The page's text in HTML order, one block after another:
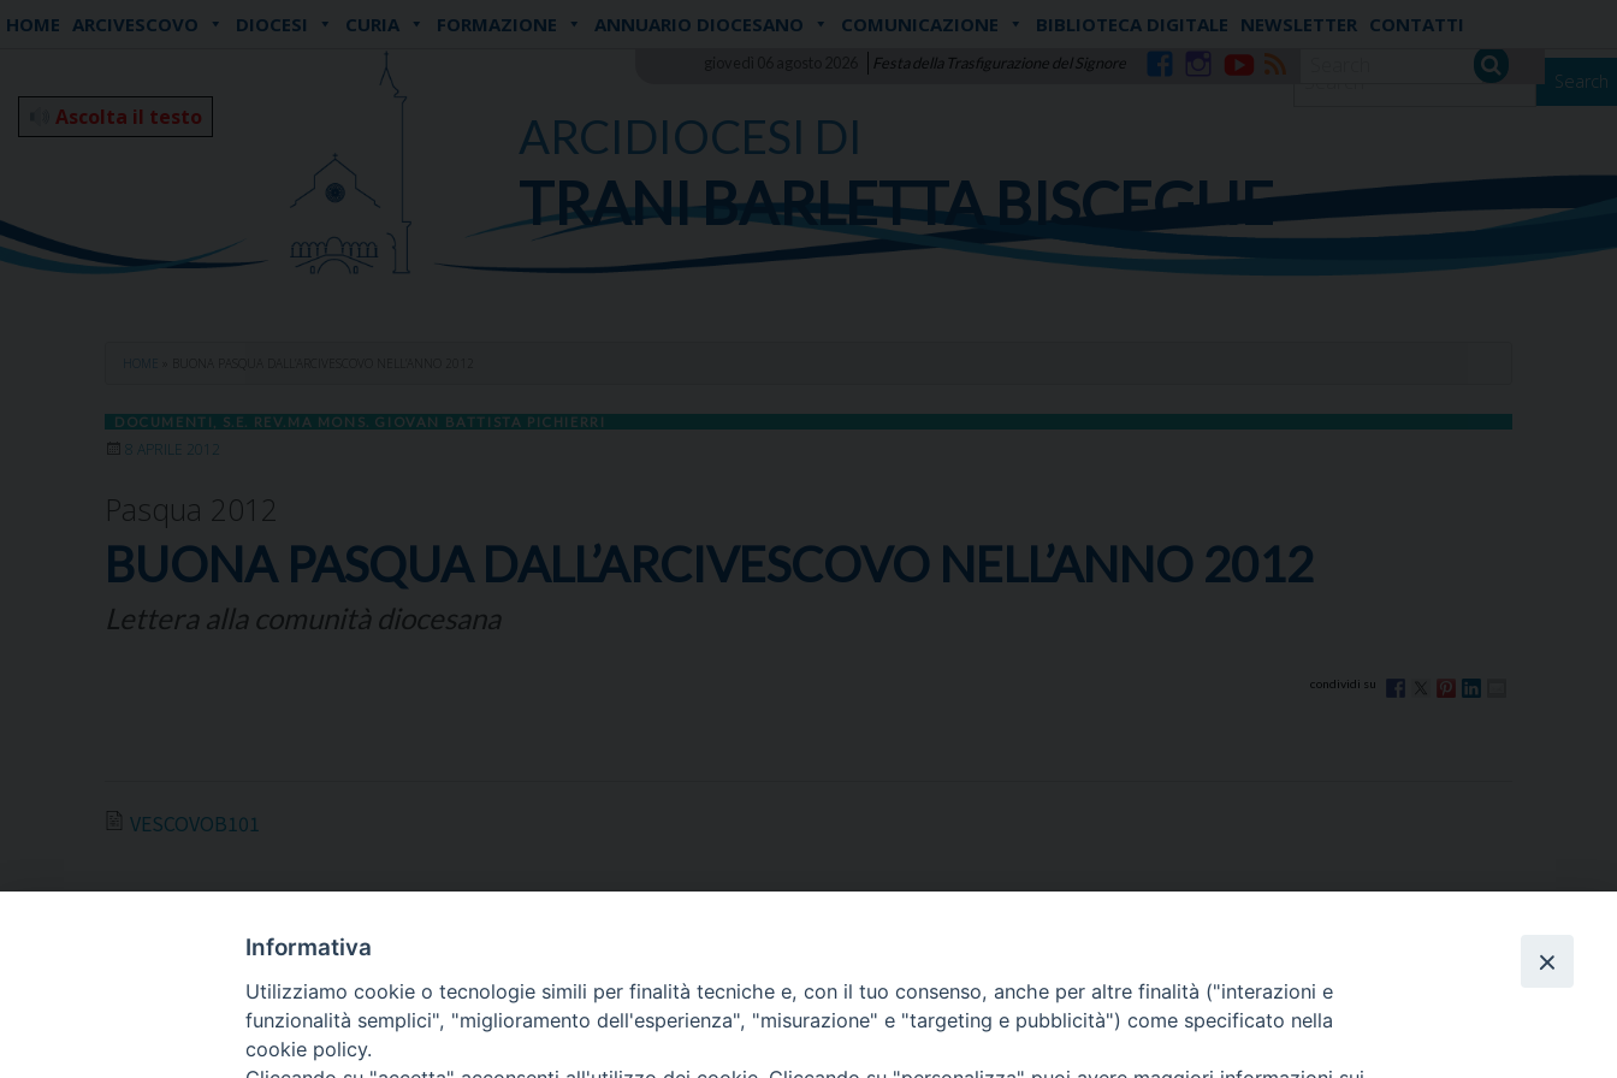
Skip
Festa della Trasfigurazione del Signore
HOME ARCIVESCOVO DIOCESI CURIA FORMAZIONE ANNUARIO DIOCESANO COMUNICAZIONE BIBLIOTECA DIGITALE NEWSLETTER CONTATTI
Search
ARCIDIOCESI DI
TRANI BARLETTA BISCEGLIE
Ascolta il testo
HOME
DOCUMENTI S.E. REV.MA MONS. GIOVAN BATTISTA PICHIERRI
8 APRILE 2012
Pasqua 2012
BUONA PASQUA DALL’ARCIVESCOVO NELL’ANNO 2012
Lettera alla comunità diocesana
VESCOVOB101
Corato, Margherita di Savoia,
Via Beltrani, 9
Informativa
Utilizziamo cookie o tecnologie simili per finalità tecniche e, con il tuo consenso, anche per altre finalità ("interazioni e
funzionalità semplici", "miglioramento dell'esperienza", "misurazione" e "targeting e pubblicità") come specificato nella
cookie policy.